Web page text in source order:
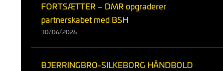
FORTSÆTTER – DMR opgraderer
partnerskabet med BSH
30/06/2026
BJERRINGBRO-SILKEBORG HÅNDBOLD